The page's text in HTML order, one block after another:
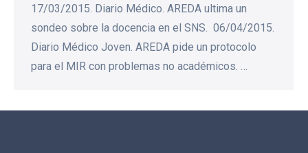
17/03/2015. Diario Médico. AREDA ultima un
sondeo sobre la docencia en el SNS. 06/04/2015.
Diario Médico Joven. AREDA pide un protocolo
para el MIR con problemas no académicos. …